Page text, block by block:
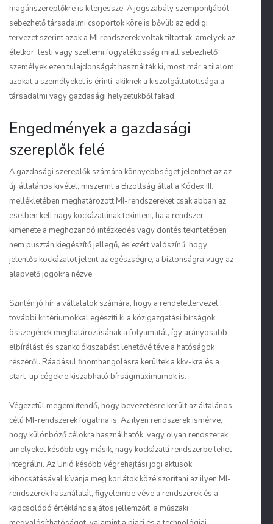
magánszereplőkre is kiterjessze. A jogszabály szempontjából
sebezhető társadalmi csoportok köre is bővül: az eddigi
tervezet szerint azok a MI rendszerek voltak tiltottak, amelyek az
életkor, testi vagy szellemi fogyatékosság miatt sebezhető
személyek ezen tulajdonságát használták ki, most már a tilalom
azokat a személyeket is érinti, akiknek a kiszolgáltatottsága a
társadalmi vagy gazdasági helyzetükből fakad.
Engedmények a gazdasági
szereplők felé
A gazdasági szereplők számára könnyebbséget jelenthet az az
új, általános kivétel, miszerint a Bizottság által a Kódex III.
mellékletében meghatározott MI-rendszereket csak abban az
esetben kell nagy kockázatúnak tekinteni, ha a rendszer
kimenete a meghozandó intézkedés vagy döntés tekintetében
nem pusztán kiegészítő jellegű, és ezért valószínű, hogy
jelentős kockázatot jelent az egészségre, a biztonságra vagy az
alapvető jogokra nézve.
Szintén jó hír a vállalatok számára, hogy a rendelettervezet
további kritériumokkal egészíti ki a közigazgatási bírságok
összegének meghatározásának a folyamatát, így arányosabb
elbírálást és szankciókiszabást lehetővé téve a hatóságok
részéről. Ráadásul finomhangolásra kerültek a kkv-kra és a
start-up cégekre kiszabható bírságmaximumok is.
Végezetül megemlítendő, hogy bevezetésre került az általános
célú MI-rendszerek fogalma is. Az ilyen rendszerek ismérve,
hogy különböző célokra használhatók, vagy olyan rendszerek,
amelyeket később egy másik, nagy kockázatú rendszerbe lehet
integrálni. Az Unió később végrehajtási jogi aktusok
kibocsátásával kívánja meg korlátok közé szorítani az ilyen MI-
rendszerek használatát, figyelembe véve a rendszerek és a
kapcsolódó értéklánc sajátos jellemzőit, a műszaki